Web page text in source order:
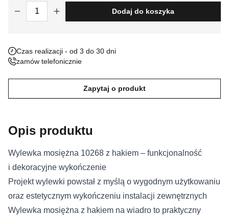
ilość Wylewka mosiężna 10268
Dodaj do koszyka
Czas realizacji - od 3 do 30 dni
zamów telefonicznie
Zapytaj o produkt
Opis produktu
Wylewka mosiężna 10268 z hakiem – funkcjonalność
i dekoracyjne wykończenie
Projekt wylewki powstał z myślą o wygodnym użytkowaniu
oraz estetycznym wykończeniu instalacji zewnętrznych
Wylewka mosiężna z hakiem na wiadro to praktyczny
Nieklasyfikowane pliki cookie, to pliki, które są w procesie
Zapisz moje preferencje
Akceptuj wszystko